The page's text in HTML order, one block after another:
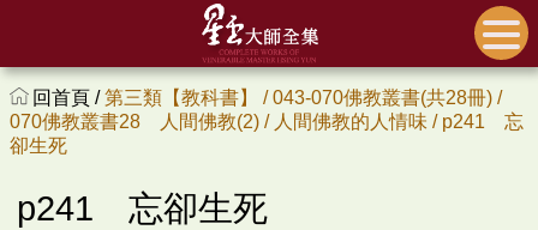
回首頁 /第三類【教科書】 /043-070佛教叢書(共28冊) /
070佛教叢書28 人間佛教(2) / 人間佛教的人情味 / p241 忘
卻生死
p241 忘卻生死